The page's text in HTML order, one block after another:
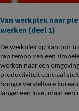
Van werkplek naar
werken (deel 1)
De werkplek op kantoor
rap tempo van een
werken naar een
productiviteit centraal
hoogte verstelbare bureau
langer een luxe, maar een